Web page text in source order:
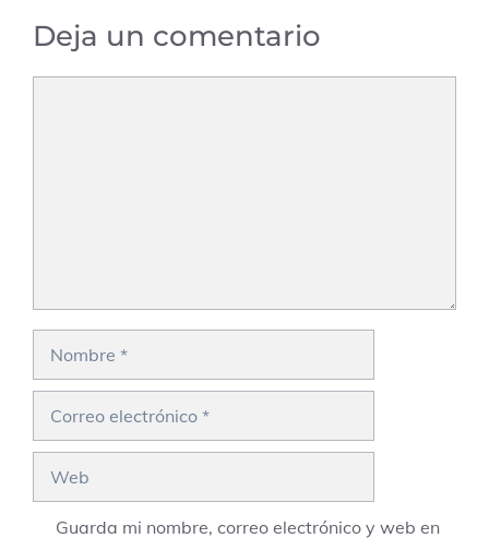
Deja un comentario
Guarda mi nombre, correo electrónico y web en